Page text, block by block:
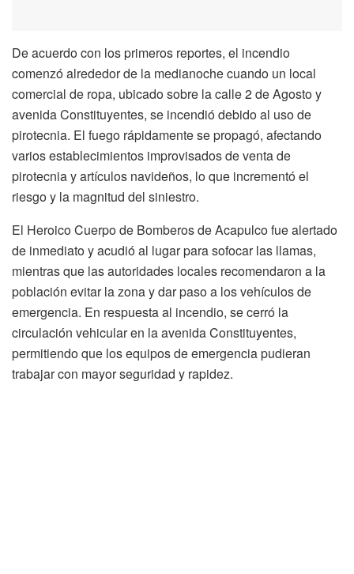
De acuerdo con los primeros reportes, el incendio
comenzó alrededor de la medianoche cuando un local
comercial de ropa, ubicado sobre la calle 2 de Agosto y
avenida Constituyentes, se incendió debido al uso de
pirotecnia. El fuego rápidamente se propagó, afectando
varios establecimientos improvisados de venta de
pirotecnia y artículos navideños, lo que incrementó el
riesgo y la magnitud del siniestro.
El Heroico Cuerpo de Bomberos de Acapulco fue alertado
de inmediato y acudió al lugar para sofocar las llamas,
mientras que las autoridades locales recomendaron a la
población evitar la zona y dar paso a los vehículos de
emergencia. En respuesta al incendio, se cerró la
circulación vehicular en la avenida Constituyentes,
permitiendo que los equipos de emergencia pudieran
trabajar con mayor seguridad y rapidez.